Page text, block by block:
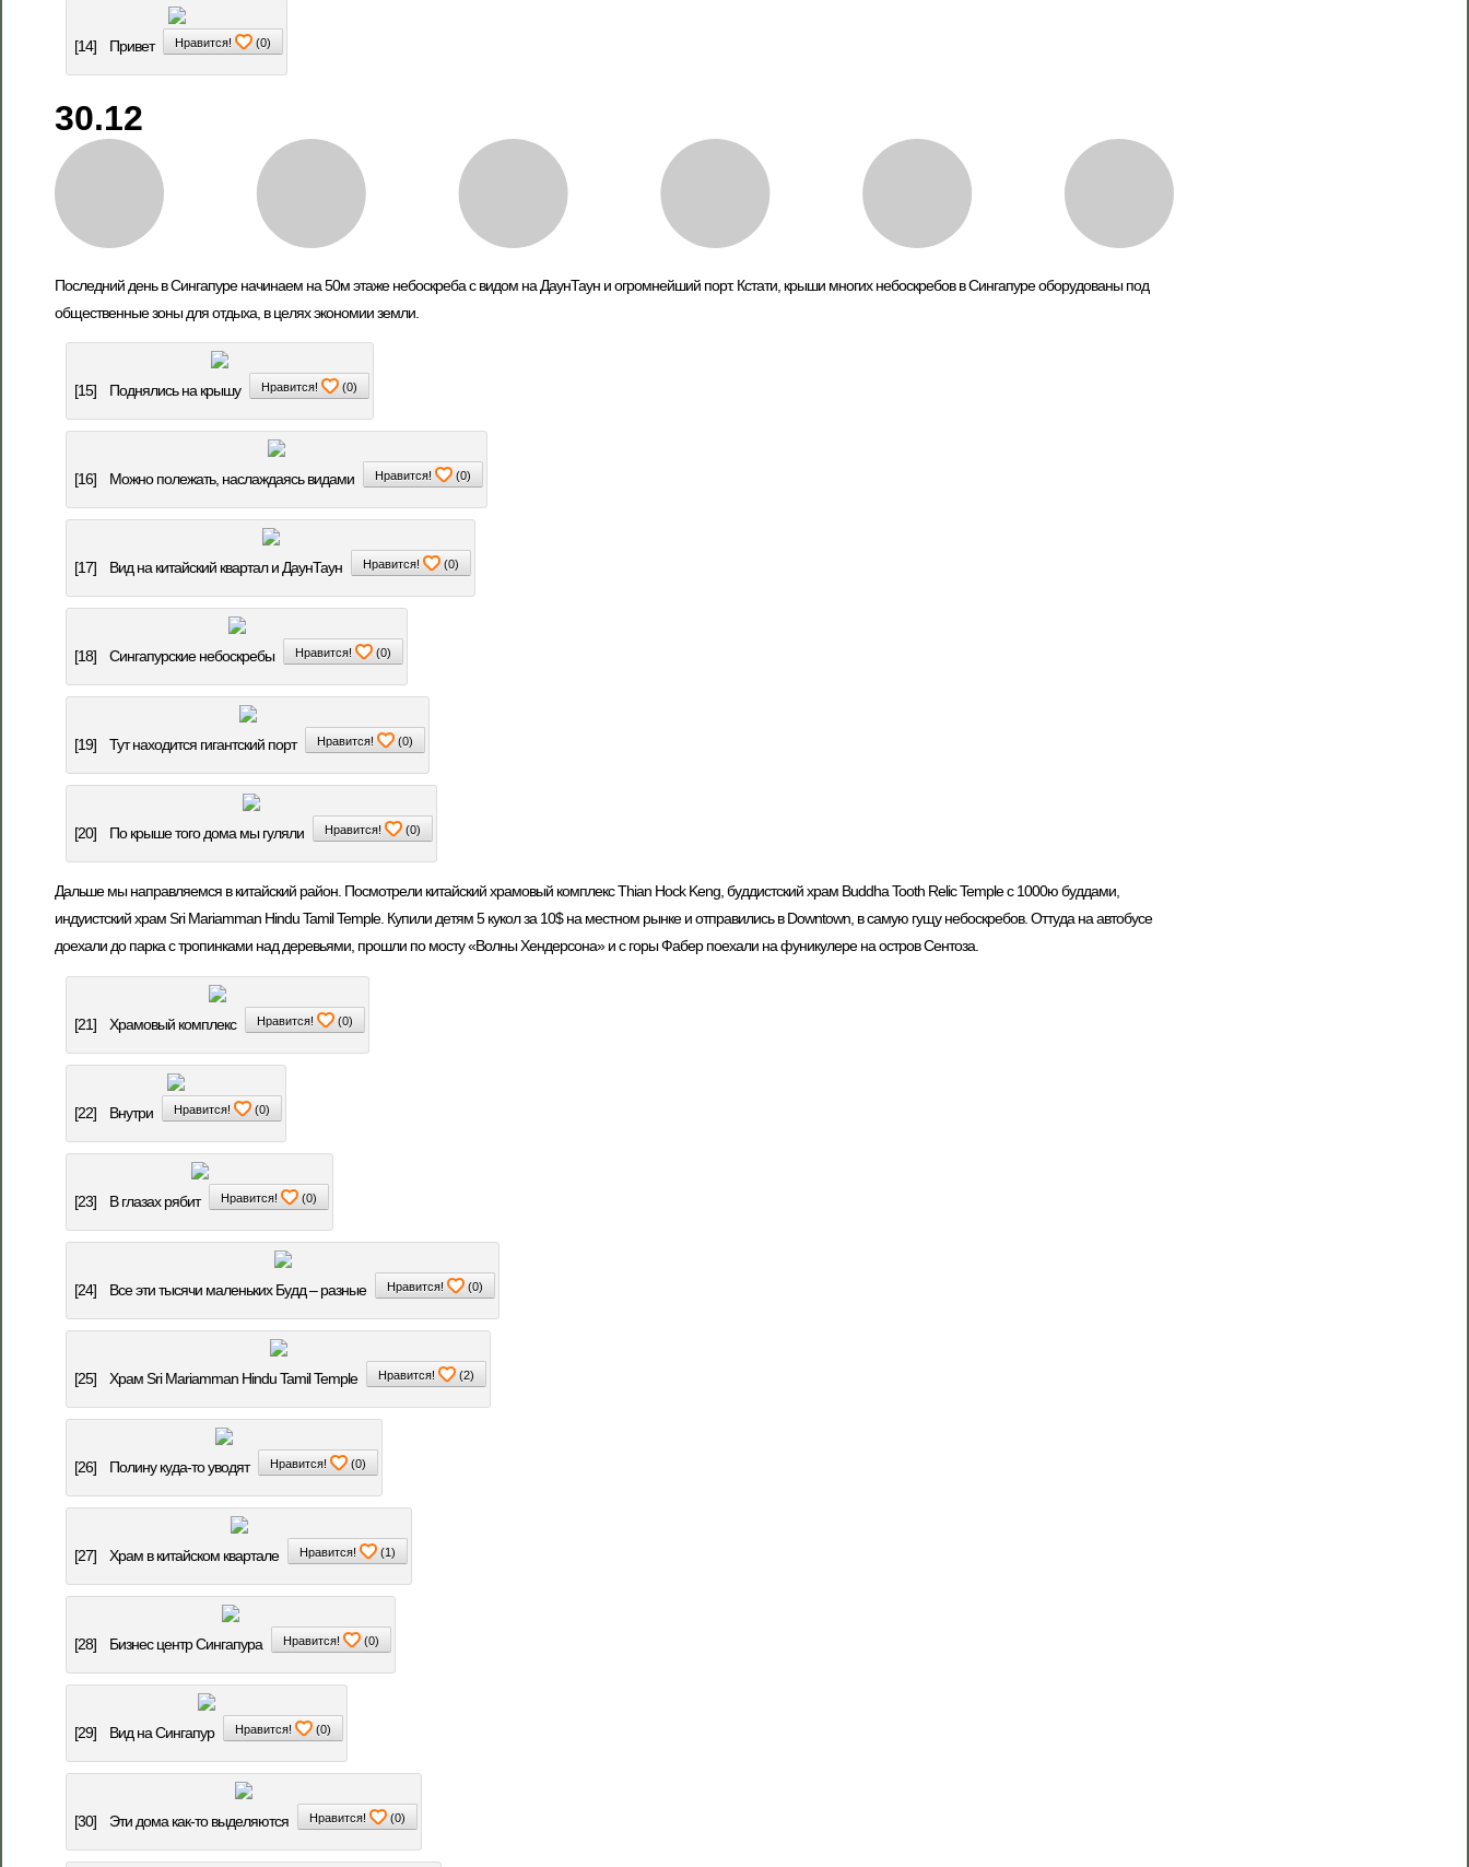
[14] Привет Нравится! (0)
30.12
Последний день в Сингапуре начинаем на 50м этаже небоскреба с видом на ДаунТаун и огромнейший порт. Кстати, крыши многих небоскребов в Сингапуре оборудованы под
общественные зоны для отдыха, в целях экономии земли.
[15] Поднялись на крышу Нравится! (0)
[16] Можно полежать, наслаждаясь видами Нравится! (0)
[17] Вид на китайский квартал и ДаунТаун Нравится! (0)
[18] Сингапурские небоскребы Нравится! (0)
[19] Тут находится гигантский порт Нравится! (0)
[20] По крыше того дома мы гуляли Нравится! (0)
Дальше мы направляемся в китайский район. Посмотрели китайский храмовый комплекс Thian Hock Keng, буддистский храм Buddha Tooth Relic Temple с 1000ю буддами,
индуистский храм Sri Mariamman Hindu Tamil Temple. Купили детям 5 кукол за 10$ на местном рынке и отправились в Downtown, в самую гущу небоскребов. Оттуда на автобусе
доехали до парка с тропинками над деревьями, прошли по мосту «Волны Хендерсона» и с горы Фабер поехали на фуникулере на остров Сентоза.
[21] Храмовый комплекс Нравится! (0)
[22] Внутри Нравится! (0)
[23] В глазах рябит Нравится! (0)
[24] Все эти тысячи маленьких Будд – разные Нравится! (0)
[25] Храм Sri Mariamman Hindu Tamil Temple Нравится! (2)
[26] Полину куда-то уводят Нравится! (0)
[27] Храм в китайском квартале Нравится! (1)
[28] Бизнес центр Сингапура Нравится! (0)
[29] Вид на Сингапур Нравится! (0)
[30] Эти дома как-то выделяются Нравится! (0)